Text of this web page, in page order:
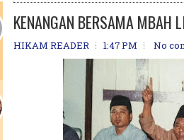
KENANGAN BERSAMA MBAH
HIKAM READER 1:47 PM No